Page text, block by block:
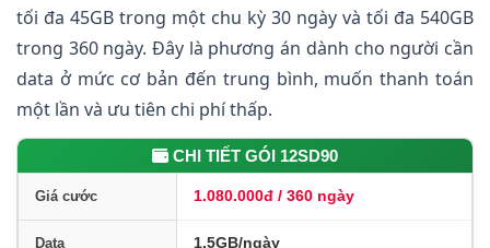
tối đa 45GB trong một chu kỳ 30 ngày và tối đa 540GB
trong 360 ngày. Đây là phương án dành cho người cần
data ở mức cơ bản đến trung bình, muốn thanh toán
một lần và ưu tiên chi phí thấp.
CHI TIẾT GÓI 12SD90
Giá cước 1.080.000đ / 360 ngày
Data 1,5GB/ngày